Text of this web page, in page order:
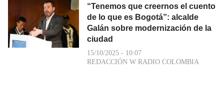
“Tenemos que creernos el cuento
de lo que es Bogotá”: alcalde
Galán sobre modernización de la
ciudad
15/10/2025 - 10:07
REDACCIÓN W RADIO COLOMBIA